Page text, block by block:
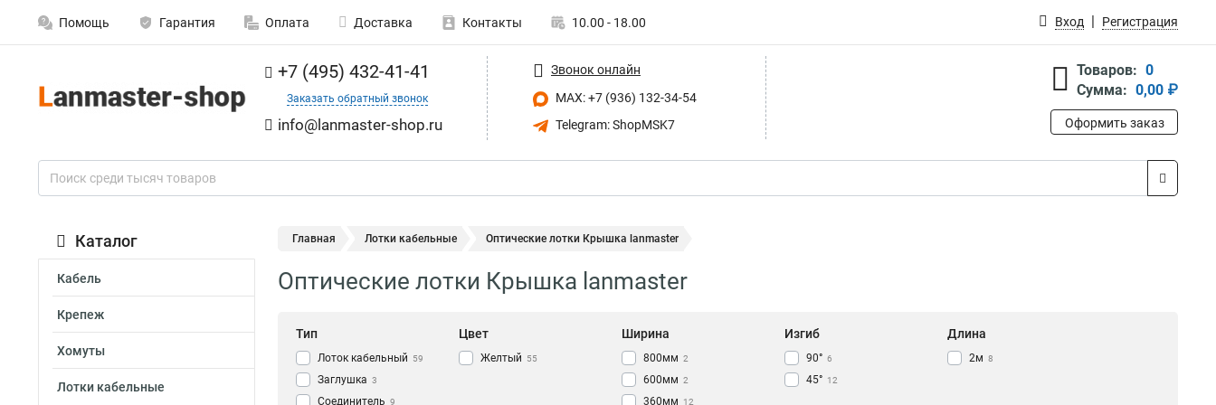
Помощь Гарантия Оплата Доставка Контакты 10.00 - 18.00 Вход Регистрация
+7 (495) 432-41-41
Заказать обратный звонок
info@lanmaster-shop.ru
Звонок онлайн
MAX: +7 (936) 132-34-54
Telegram: ShopMSK7
Товаров: 0
Сумма: 0,00 ₽
Оформить заказ
Каталог
Кабель
Крепеж
Хомуты
Лотки кабельные
Главная Лотки кабельные Оптические лотки Крышка lanmaster
Оптические лотки Крышка lanmaster
Тип
Лоток кабельный 59
Заглушка 3
Соединитель 9
Цвет
Желтый 55
Ширина
800мм 2
600мм 2
360мм 12
Изгиб
90° 6
45° 12
Длина
2м 8